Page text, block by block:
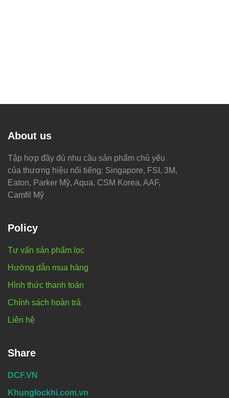
About us
Tập hợp đầy đủ nhu cầu sản phẩm chủ yếu
của thương hiệu nổi tiếng: Singapore, FSI, 3M,
Eaton, Parker Mỹ, Aqua, CSM Korea, AAF,
Camfil Mỹ
Policy
Tư vấn sản phẩm lọc
Hướng dẫn mua hàng
Hình thức thanh toán
Chính sách hoàn trả
Liên hệ
Share
DCF.VN
Khunglockhi.com.vn